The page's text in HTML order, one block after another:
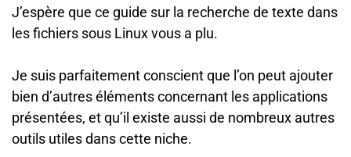
J’espère que ce guide sur la recherche de texte dans
les fichiers sous Linux vous a plu.
Je suis parfaitement conscient que l’on peut ajouter
bien d’autres éléments concernant les applications
présentées, et qu’il existe aussi de nombreux autres
outils utiles dans cette niche.